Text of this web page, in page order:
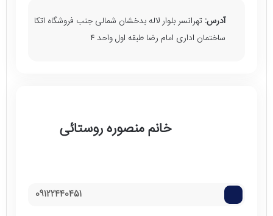
آدرس: تهرانسر بلوار لاله بدخشان شمالی جنب فروشگاه اتکا
ساختمان اداری امام رضا طبقه اول واحد ۴
خانم منصوره روستائی
09122440451